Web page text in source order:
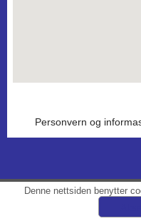
Personvern og
Denne nettsiden benytter